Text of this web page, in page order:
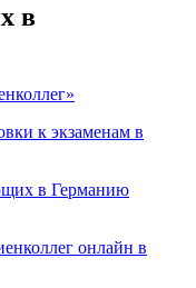
в
к экзаменам в
в Германию
онлайн в